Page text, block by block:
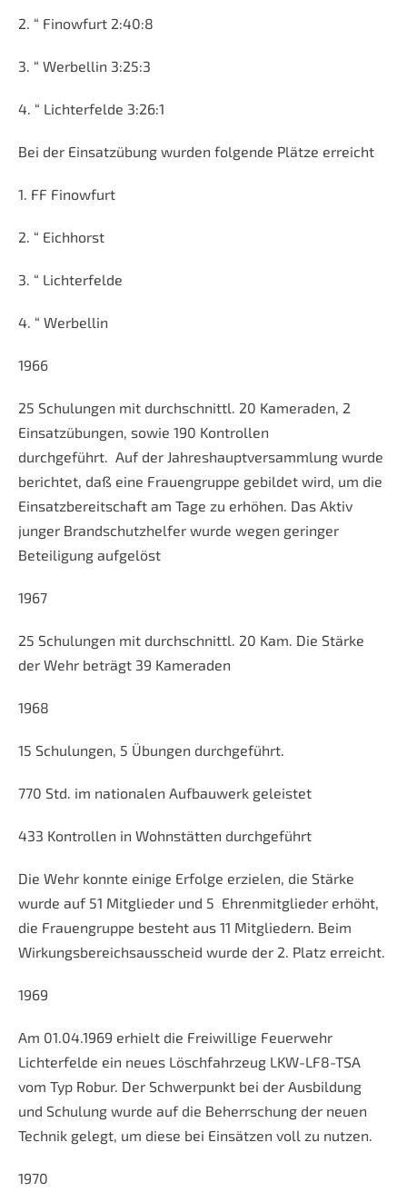
2. “ Finowfurt 2:40:8
3. “ Werbellin 3:25:3
4. “ Lichterfelde 3:26:1
Bei der Einsatzübung wurden folgende Plätze erreicht
1. FF Finowfurt
2. “ Eichhorst
3. “ Lichterfelde
4. “ Werbellin
1966
25 Schulungen mit durchschnittl. 20 Kameraden, 2
Einsatzübungen, sowie 190 Kontrollen
durchgeführt. Auf der Jahreshauptversammlung wurde
berichtet, daß eine Frauengruppe gebildet wird, um die
Einsatzbereitschaft am Tage zu erhöhen. Das Aktiv
junger Brandschutzhelfer wurde wegen geringer
Beteiligung aufgelöst
1967
25 Schulungen mit durchschnittl. 20 Kam. Die Stärke
der Wehr beträgt 39 Kameraden
1968
15 Schulungen, 5 Übungen durchgeführt.
770 Std. im nationalen Aufbauwerk geleistet
433 Kontrollen in Wohnstätten durchgeführt
Die Wehr konnte einige Erfolge erzielen, die Stärke
wurde auf 51 Mitglieder und 5 Ehrenmitglieder erhöht,
die Frauengruppe besteht aus 11 Mitgliedern. Beim
Wirkungsbereichsausscheid wurde der 2. Platz erreicht.
1969
Am 01.04.1969 erhielt die Freiwillige Feuerwehr
Lichterfelde ein neues Löschfahrzeug LKW-LF8-TSA
vom Typ Robur. Der Schwerpunkt bei der Ausbildung
und Schulung wurde auf die Beherrschung der neuen
Technik gelegt, um diese bei Einsätzen voll zu nutzen.
1970